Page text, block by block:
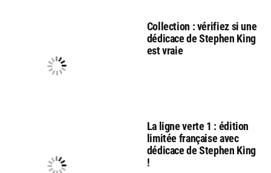
Collection : vérifiez si une
dédicace de Stephen King
est vraie
La ligne verte 1 : édition
limitée française avec
dédicace de Stephen King
!